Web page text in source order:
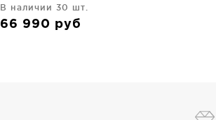
В наличии 30 шт.
66 990 руб